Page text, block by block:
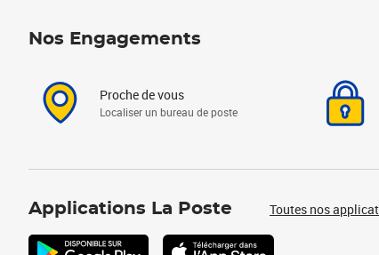
Nos Engagements
Proche de vous
Localiser un bureau de poste
Applications La Poste Toutes nos